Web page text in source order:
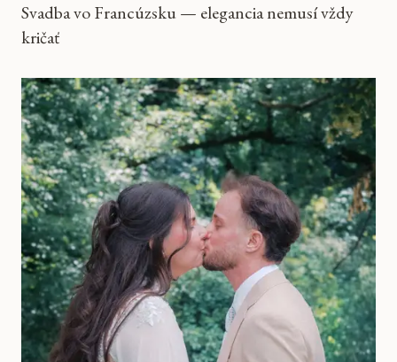
Svadba vo Francúzsku — elegancia nemusí vždy
kričať